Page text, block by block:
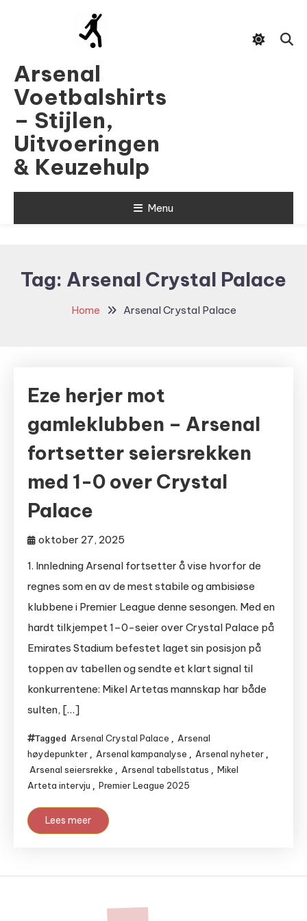
Arsenal
Voetbalshirts
– Stijlen,
Uitvoeringen
& Keuzehulp
Menu
Tag: Arsenal Crystal Palace
Home Arsenal Crystal Palace
Eze herjer mot
gamleklubben – Arsenal
fortsetter seiersrekken
med 1-0 over Crystal
Palace
oktober 27, 2025
1. Innledning Arsenal fortsetter å vise hvorfor de
regnes som en av de mest stabile og ambisiøse
klubbene i Premier League denne sesongen. Med en
hardt tilkjempet 1–0-seier over Crystal Palace på
Emirates Stadium befestet laget sin posisjon på
toppen av tabellen og sendte et klart signal til
konkurrentene: Mikel Artetas mannskap har både
sulten, […]
Tagged Arsenal Crystal Palace , Arsenal
høydepunkter , Arsenal kampanalyse , Arsenal nyheter ,
Arsenal seiersrekke , Arsenal tabellstatus , Mikel
Arteta intervju , Premier League 2025
Lees meer